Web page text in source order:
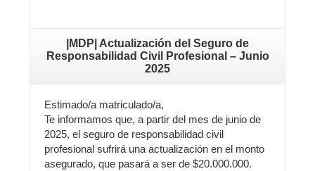
|MDP| Actualización del Seguro de
Responsabilidad Civil Profesional – Junio
2025
Estimado/a matriculado/a,
Te informamos que, a partir del mes de junio de
2025, el seguro de responsabilidad civil
profesional sufrirá una actualización en el monto
asegurado, que pasará a ser de $20.000.000.